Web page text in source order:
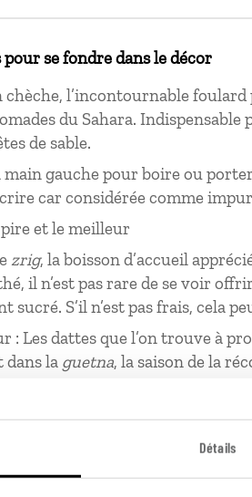
Détails
pour se fondre dans le décor
l’incontournable
du Sahara.
de sable.
gauche pour boire ou
car considérée comme
et le meilleur
zrig, la boisson d’accueil
il n’est pas rare de se voir
sucré. S’il n’est pas frais, cela
: Les dattes que l’on trouve à
dans la guetna, la saison de la
des régions désertiques